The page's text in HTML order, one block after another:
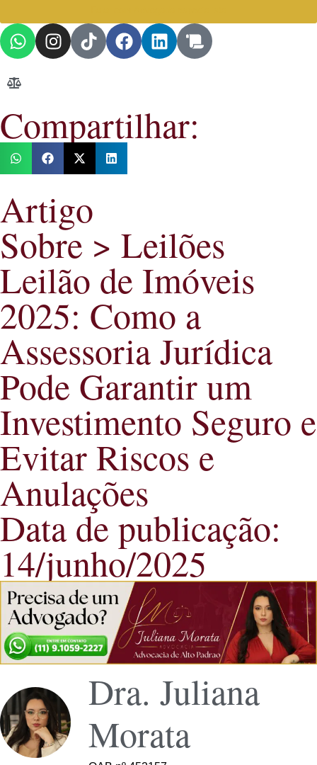
Compartilhar:
Artigo
Sobre > Leilões
Leilão de Imóveis
2025: Como a
Assessoria Jurídica
Pode Garantir um
Investimento Seguro e
Evitar Riscos e
Anulações
Data de publicação:
14/junho/2025
Dra. Juliana
Morata